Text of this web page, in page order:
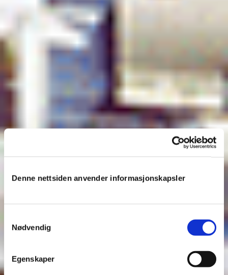
Denne nettsiden anvender informasjonskapsler
Nødvendig
Egenskaper